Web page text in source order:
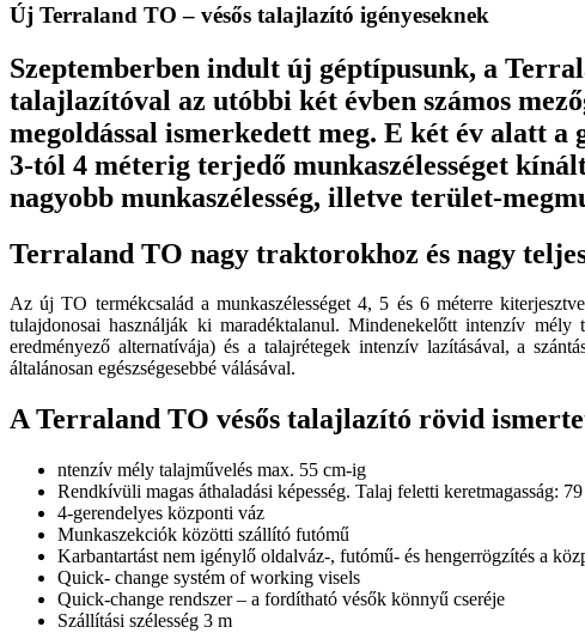
Új Terraland TO – vésős talajlazító igényeseknek
Szeptemberben indult új géptípusunk, a
talajlazítóval az utóbbi két évben számos
megoldással ismerkedett meg. E két év alatt a
3-tól 4 méterig terjedő munkaszélességet
nagyobb munkaszélesség, illetve terület-
Terraland TO nagy traktorokhoz és nagy
Az új TO termékcsalád a munkaszélességet 4, 5 és 6 méterre
tulajdonosai használják ki maradéktalanul. Mindenekelőtt intenzív mély
eredményező alternatívája) és a talajrétegek intenzív lazításával, a
általánosan egészségesebbé válásával.
A Terraland TO vésős talajlazító rövid
ntenzív mély talajművelés max. 55 cm-ig
Rendkívüli magas áthaladási képesség. Talaj feletti keretmagasság:
4-gerendelyes központi váz
Munkaszekciók közötti szállító futómű
Karbantartást nem igénylő oldalváz-, futómű- és hengerrögzítés a
Quick- change systém of working visels
Quick-change rendszer – a fordítható vésők könnyű cseréje
Szállítási szélesség 3 m